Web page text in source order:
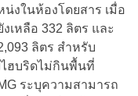
งในห้องโดยสาร เมื่อ
เหลือ 332 ลิตร และ
ลิตร สำหรับ
ฮบริดไม่กินพื้นที่
ระบุความสามารถ